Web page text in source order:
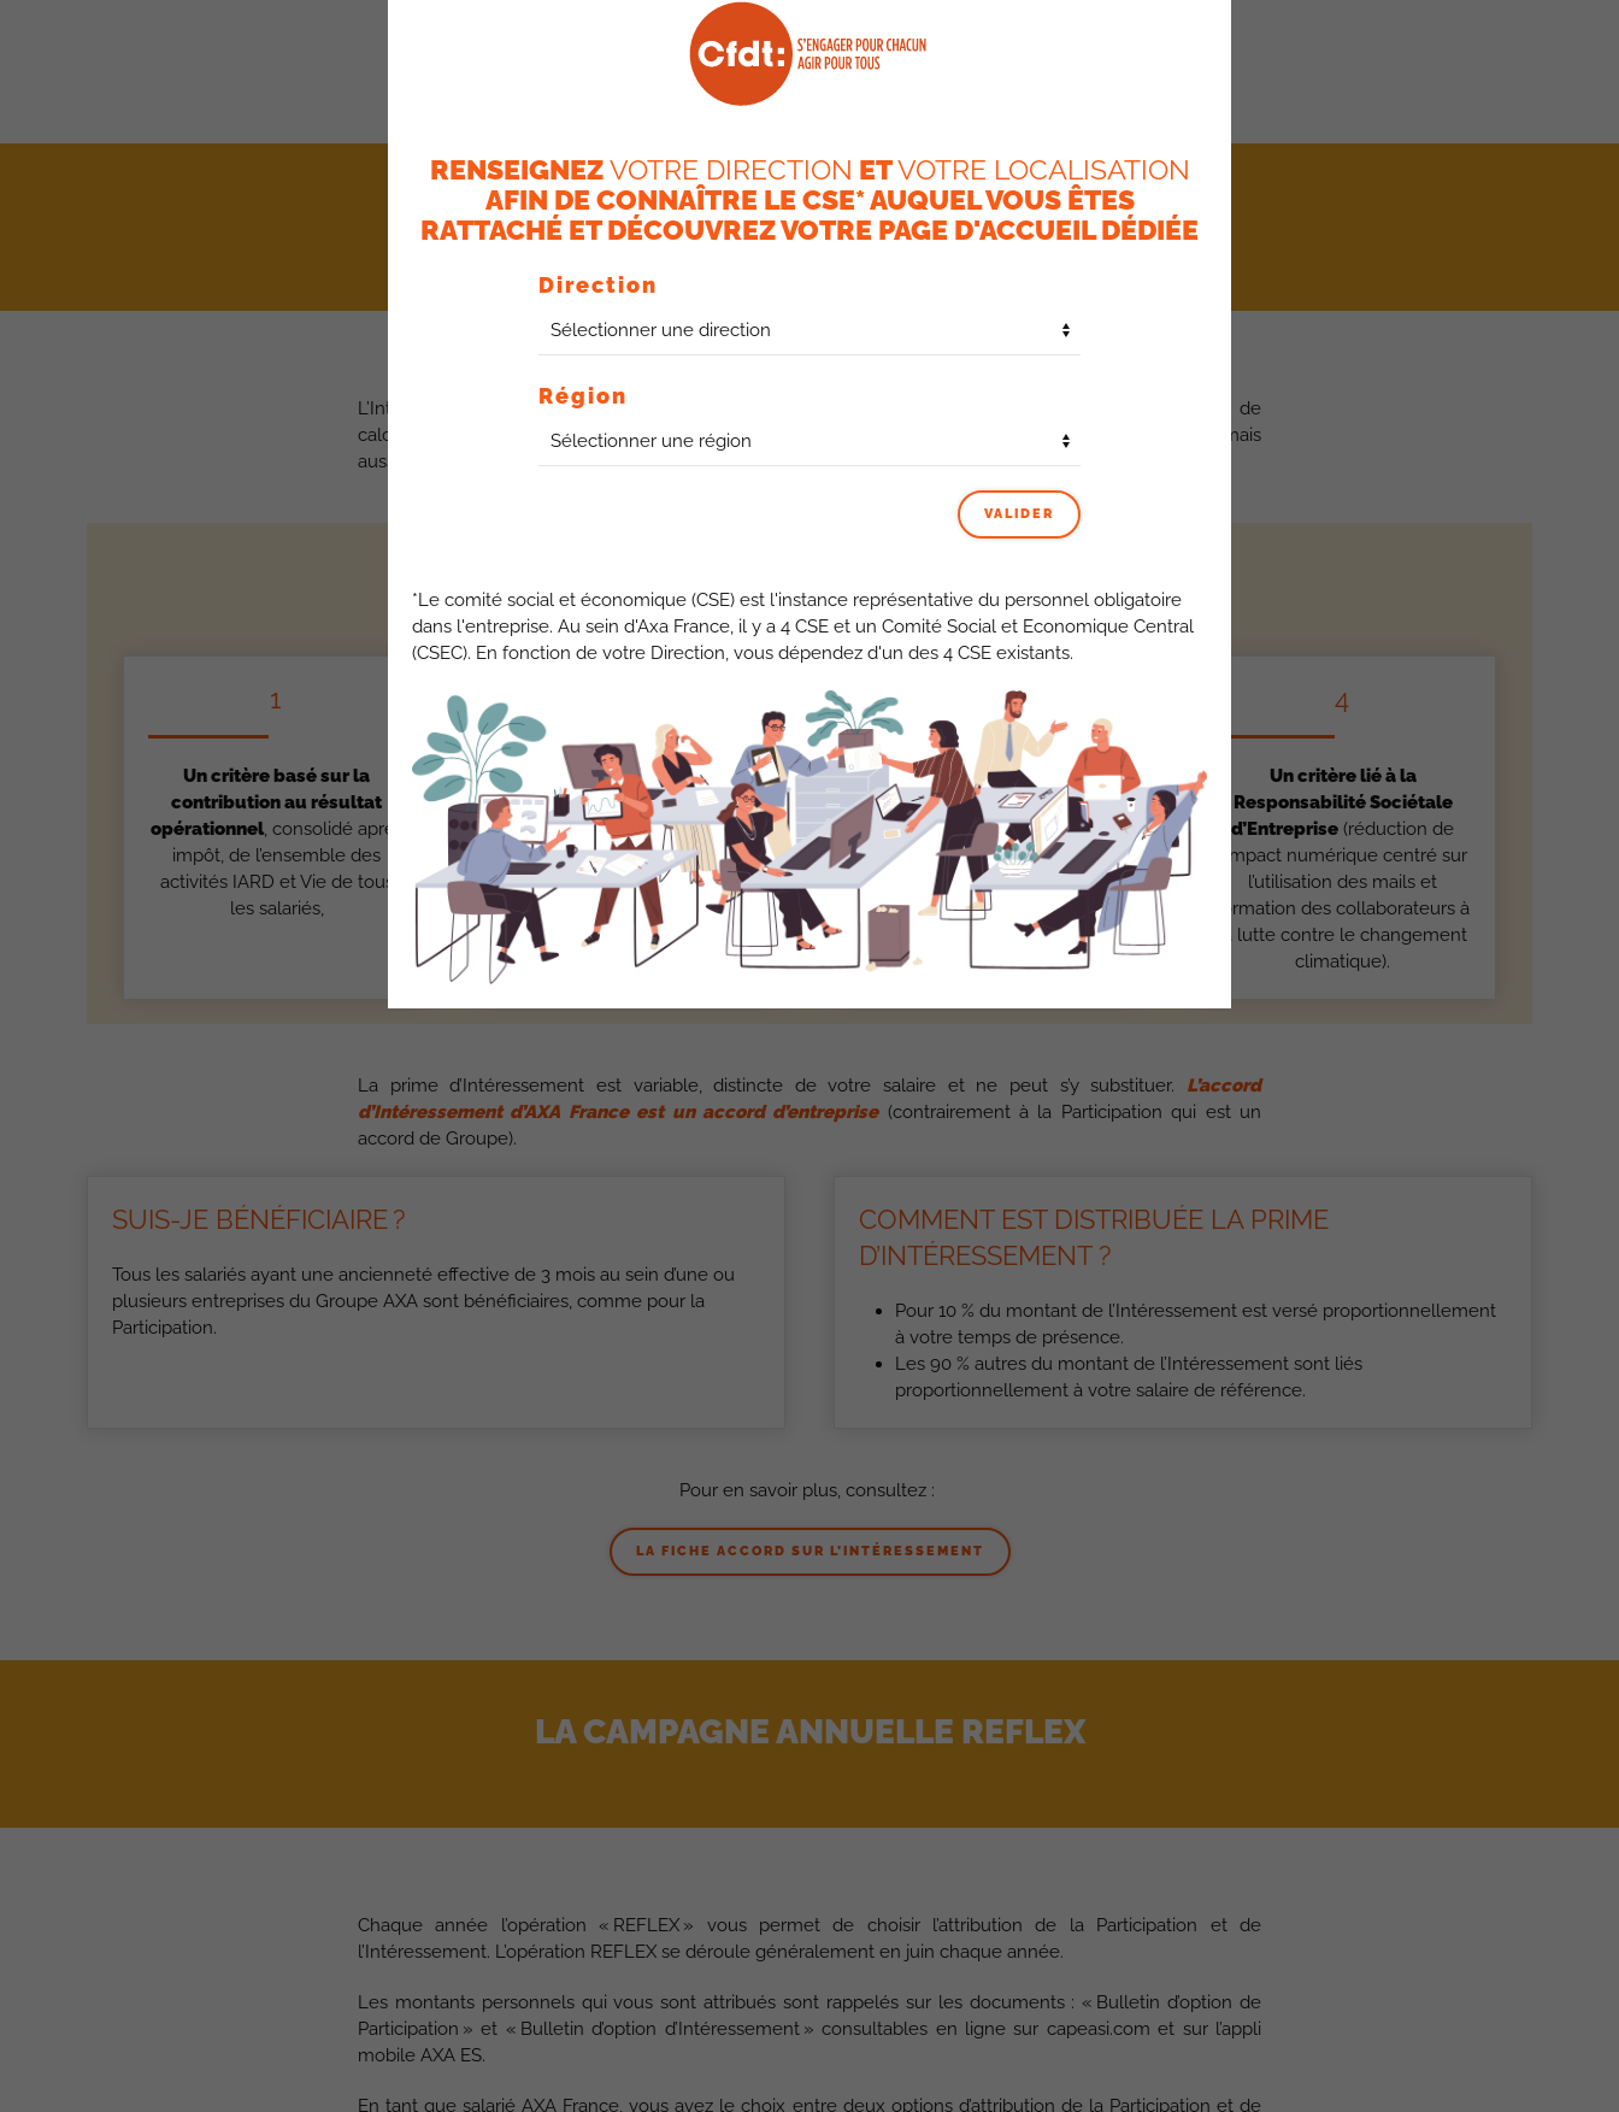
L’ARTICLE SUR LES ACCORDS GROUPE LIÉS À LA RÉMUNÉRATION ET PARTICIPATION
L’INTÉRESSEMENT
L’Intéressement est un complément de rémunération collectif des salariés, qui repose sur 4 critères de
calcul communs à l’ensemble des bénéficiaires, qui tiennent compte de la diversité de leurs activités, mais
aussi des ambitions d’AXA France et du Groupe AXA.
Les 4 critères de calcul sont les suivants :
1
Un critère basé sur la
contribution au résultat
opérationnel, consolidé après
impôt, de l’ensemble des
activités IARD et Vie de tous
les salariés,
Un critère lié à l’activité
d’assurance décomposé en 4
sous-critères(ratio combiné
en lien avec l’activité IARD,
chiffre d’affaires IARD, critère
lié aux domaines de la santé,
prévoyance et UC, critères sur
l’apport net retail),
Un critère basé sur le
positionnement NPS (Net
Promoter Score) Axa France
par rapport au NPS marché sur
5 lignes de métier.
4
Un critère lié à la
Responsabilité Sociétale
d’Entreprise (réduction de
l’impact numérique centré sur
l’utilisation des mails et
formation des collaborateurs à
la lutte contre le changement
climatique).
La prime d’Intéressement est variable, distincte de votre salaire et ne peut s’y substituer. L’accord
d’Intéressement d’AXA France est un accord d’entreprise(contrairement à la Participation qui est un
accord de Groupe).
SUIS-JE BÉNÉFICIAIRE ?
Tous les salariés ayant une ancienneté effective de 3 mois au sein d’une ou
plusieurs entreprises du Groupe AXA sont bénéficiaires, comme pour la
Participation.
COMMENT EST DISTRIBUÉE LA PRIME
D’INTÉRESSEMENT ?
Pour 10 % du montant de l’Intéressement est versé proportionnellement
à votre temps de présence.
Les 90 % autres du montant de l’Intéressement sont liés
proportionnellement à votre salaire de référence.
Pour en savoir plus, consultez :
LA FICHE ACCORD SUR L’INTÉRESSEMENT
LA CAMPAGNE ANNUELLE REFLEX
Chaque année l’opération « REFLEX » vous permet de choisir l’attribution de la Participation et de
l’Intéressement. L’opération REFLEX se déroule généralement en juin chaque année.
Les montants personnels qui vous sont attribués sont rappelés sur les documents : « Bulletin d’option de
Participation » et « Bulletin d’option d’Intéressement » consultables en ligne sur capeasi.com et sur l’appli
mobile AXA ES.
En tant que salarié AXA France, vous avez le choix entre deux options d’attribution de la Participation et de
RENSEIGNEZVOTRE DIRECTION ETVOTRE LOCALISATION
AFIN DE CONNAÎTRE LE CSE* AUQUEL VOUS ÊTES
RATTACHÉ ET DÉCOUVREZ VOTRE PAGE D'ACCUEIL DÉDIÉE
Direction
Région
VALIDER
*Le comité social et économique (CSE) est l'instance représentative du personnel obligatoire
dans l'entreprise. Au sein d'Axa France, il y a 4 CSE et un Comité Social et Economique Central
(CSEC). En fonction de votre Direction, vous dépendez d'un des 4 CSE existants.